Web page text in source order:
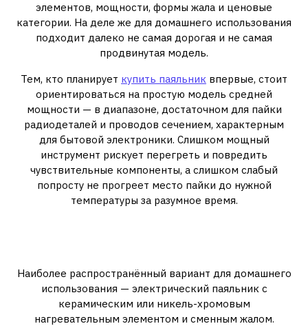
элементов, мощности, формы жала и ценовые
категории. На деле же для домашнего использования
подходит далеко не самая дорогая и не самая
продвинутая модель.
Тем, кто планирует купить паяльник впервые, стоит
ориентироваться на простую модель средней
мощности — в диапазоне, достаточном для пайки
радиодеталей и проводов сечением, характерным
для бытовой электроники. Слишком мощный
инструмент рискует перегреть и повредить
чувствительные компоненты, а слишком слабый
попросту не прогреет место пайки до нужной
температуры за разумное время.
Наиболее распространённый вариант для домашнего
использования — электрический паяльник с
керамическим или никель-хромовым
нагревательным элементом и сменным жалом.